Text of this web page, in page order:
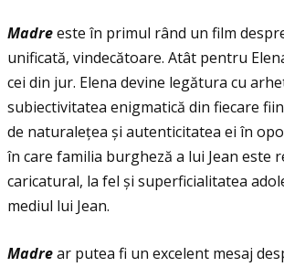
Madreeste în primul rând un film
unificată, vindecătoare. Atât pentru
cei din jur. Elena devine legătura cu
subiectivitatea enigmatică din fiecare
de naturaleţea și autenticitatea ei în
în care familia burgheză a lui Jean este
caricatural, la fel și superficialitatea
mediul lui Jean.
Madrear putea fi un excelent mesaj